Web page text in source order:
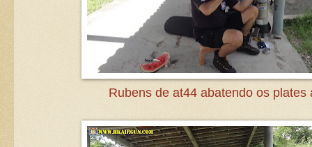
Rubens de at44 abatendo os plates